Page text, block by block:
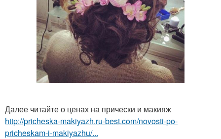
Далее читайте о ценах на прически и макияж
http://pricheska-makiyazh.ru-best.com/novosti-po-
pricheskam-i-makiyazhu/...